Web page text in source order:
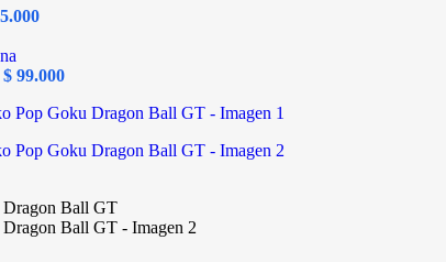
$ 99.000